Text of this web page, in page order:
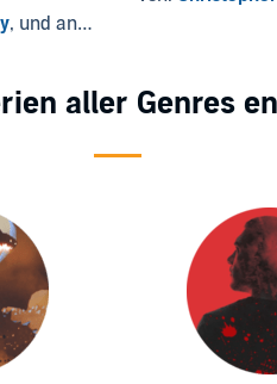
, und andere
aller Genres